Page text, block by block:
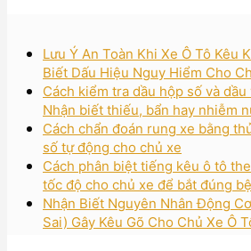
Lưu Ý An Toàn Khi Xe Ô Tô Kêu
Biết Dấu Hiệu Nguy Hiểm Cho
Cách kiểm tra dầu hộp số và
Nhận biết thiếu, bẩn hay nhiễm
Cách chẩn đoán rung xe bằng
số tự động cho chủ xe
Cách phân biệt tiếng kêu ô tô
tốc độ cho chủ xe để bắt đúng
Nhận Biết Nguyên Nhân Động
Sai) Gây Kêu Gõ Cho Chủ Xe Ô